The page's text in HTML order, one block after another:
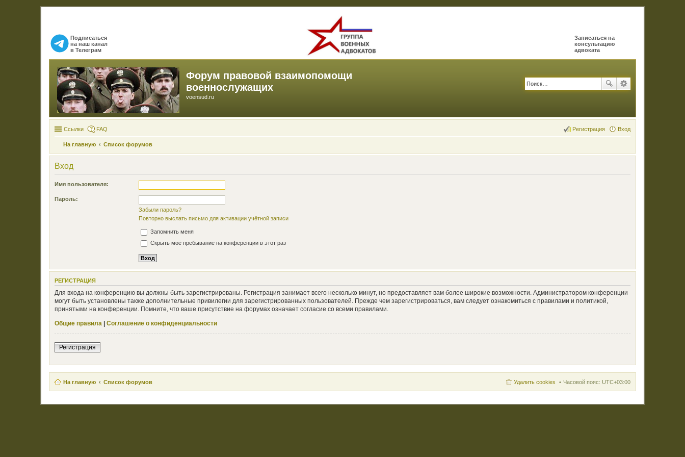
Подписаться
на наш канал
в Телеграм
Записаться на
консультацию
адвоката
Форум правовой взаимопомощи
военнослужащих
voensud.ru
Ссылки FAQ Вход
Регистрация
На главную Список форумов
Вход
Имя пользователя:
Пароль:
Забыли пароль?
Повторно выслать письмо для активации учётной записи
Запомнить меня
Скрыть моё пребывание на конференции в этот раз
РЕГИСТРАЦИЯ
Для входа на конференцию вы должны быть зарегистрированы. Регистрация занимает всего несколько минут, но предоставляет вам более широкие возможности. Администратором конференции
могут быть установлены также дополнительные привилегии для зарегистрированных пользователей. Прежде чем зарегистрироваться, вам следует ознакомиться с правилами и политикой,
принятыми на конференции. Помните, что ваше присутствие на форумах означает согласие со всеми правилами.
Общие правила | Соглашение о конфиденциальности
Регистрация
На главную Список форумов Часовой пояс: UTC+03:00
Удалить cookies